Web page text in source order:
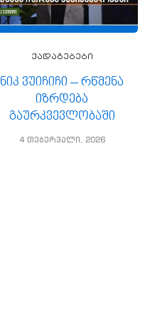
ქადაგებები
ნიკ ვუიჩიჩი – რწმენა
იზრდება
გაურკვევლობაში
4 თებერვალი, 2026